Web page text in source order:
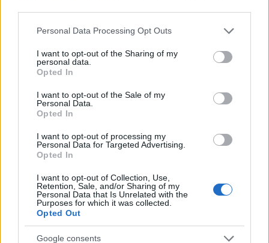
Please note that this website/app uses one or more Google
not limited to your visit or usage behaviour. You may click to
grant or deny consent to Google and its third-party tags to
use your data for below specified purposes in below Google
consent section.
Personal Data Processing Opt Outs
I want to opt-out of the Sharing of my
personal data.
Opted In
I want to opt-out of the Sale of my
Personal Data.
Opted In
I want to opt-out of processing my
Personal Data for Targeted Advertising.
Opted In
I want to opt-out of Collection, Use,
Retention, Sale, and/or Sharing of my
Personal Data that Is Unrelated with the
Purposes for which it was collected.
Opted Out
Google consents
Mi lett Alain Delon vagyonával? Adóhatósági
csavar a sztoriban
FRISS HÍREK